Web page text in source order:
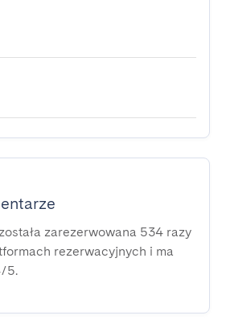
zarezerwowana 534 razy
rezerwacyjnych i ma
5.